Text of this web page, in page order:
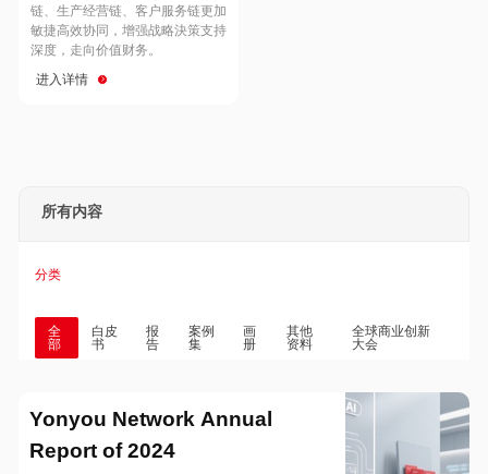
Hong Kong
链、生产经营链、客户服务链更加
敏捷高效协同，增强战略決策支持
深度，走向价值财务。
进入详情
所有内容
分类
全
部
白皮
书
报
告
案例
集
画
册
其他
资料
全球商业创新
大会
Yonyou Network Annual
Report of 2024